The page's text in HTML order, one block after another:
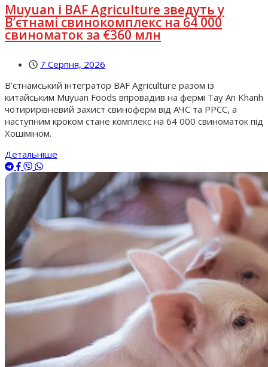
Muyuan і BAF Agriculture зведуть у
В’єтнамі свинокомплекс на 64 000
свиноматок за €360 млн
7 Серпня, 2026
В’єтнамський інтегратор BAF Agriculture разом із
китайським Muyuan Foods впровадив на фермі Tay An Khanh
чотирирівневий захист свиноферм від АЧС та РРСС, а
наступним кроком стане комплекс на 64 000 свиноматок під
Хошіміном.
Детальніше